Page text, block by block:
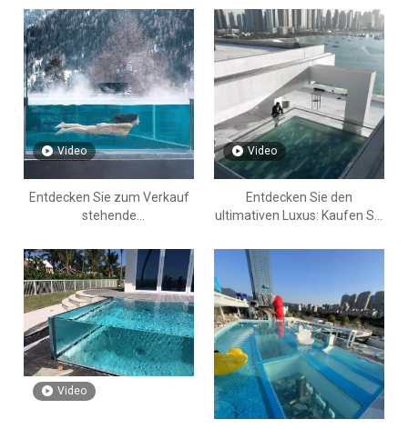
Video
Entdecken Sie zum Verkauf
stehende
Acrylplatten - LEYU
Video
Entdecken Sie den
ultimativen Luxus: Kaufen Sie
von Leyu Acrylic Factory
Video